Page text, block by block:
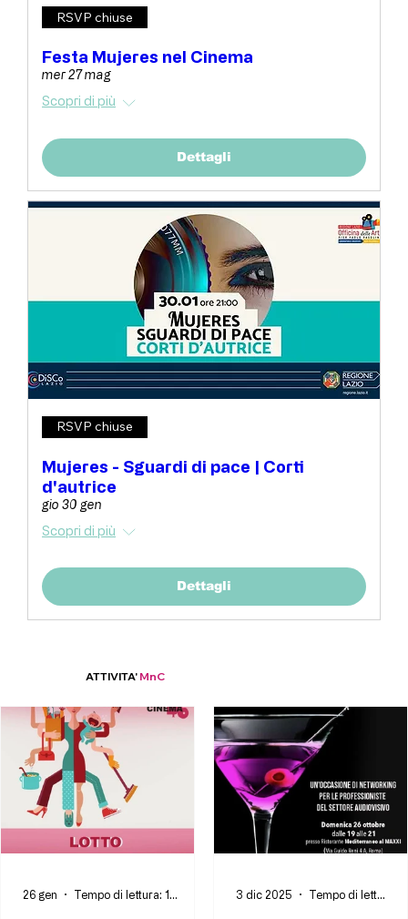
RSVP chiuse
Festa Mujeres nel Cinema
mer 27 mag
Scopri di più
Dettagli
RSVP chiuse
Mujeres - Sguardi di pace | Corti
d'autrice
gio 30 gen
Scopri di più
Dettagli
ATTIVITA' MnC
26 gen 3 dic 2025